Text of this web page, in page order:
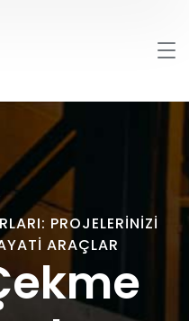
PROJELERINIZI
ARAÇLAR